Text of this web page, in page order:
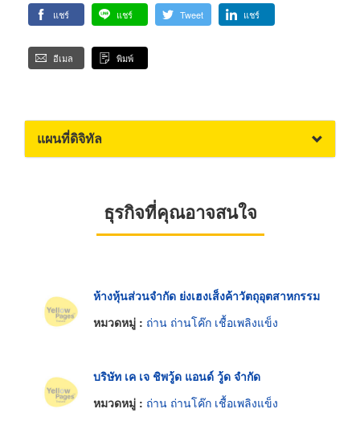
แชร์ แชร์ Tweet แชร์
อีเมล พิมพ์
แผนที่ดิจิทัล
ธุรกิจที่คุณอาจสนใจ
ห้างหุ้นส่วนจำกัด ย่งเฮงเส็งค้าวัตถุอุตสาหกรรม
หมวดหมู่ : ถ่าน ถ่านโค๊ก เชื้อเพลิงแข็ง
บริษัท เค เจ ชิพวู้ด แอนด์ วู้ด จำกัด
หมวดหมู่ : ถ่าน ถ่านโค๊ก เชื้อเพลิงแข็ง